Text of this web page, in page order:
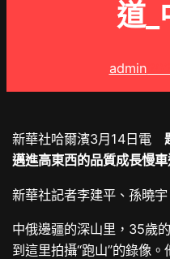
道_
admin
新華社哈爾濱3月14日電
邁進高東西的品質成長慢
新華社記者李建平、孫曉
中俄邊疆的深山里，35歲
到這里拍攝“跑山”的錄像